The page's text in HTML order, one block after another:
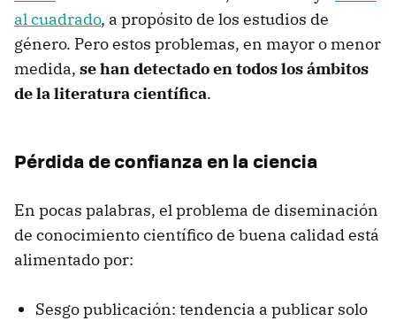
al cuadrado, a propósito de los estudios de
género. Pero estos problemas, en mayor o menor
medida, se han detectado en todos los ámbitos
de la literatura científica.
Pérdida de confianza en la ciencia
En pocas palabras, el problema de diseminación
de conocimiento científico de buena calidad está
alimentado por:
Sesgo publicación: tendencia a publicar solo